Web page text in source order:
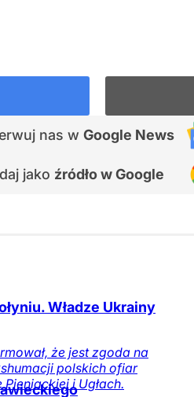
nas w Google News
jako źródło w Google
Władze Ukrainy
że jest zgoda na
polskich ofiar
i Ugłach.